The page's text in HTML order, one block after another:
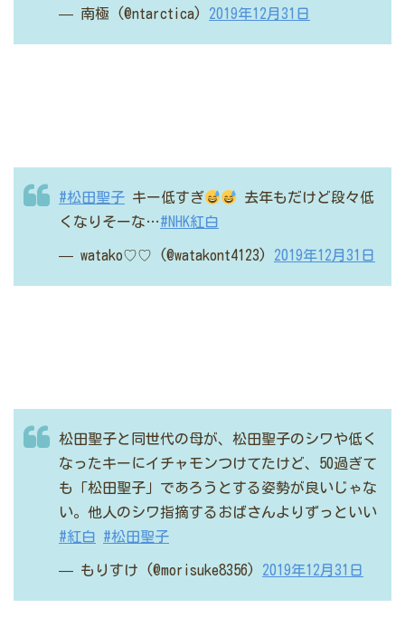
— 南極 (@ntarctica) 2019年12月31日
#松田聖子 キー低すぎ
去年もだけど段々低
くなりそーな…#NHK紅白
— watako♡♡ (@watakont4123) 2019年12月31日
松田聖子と同世代の母が、松田聖子のシワや低く
なったキーにイチャモンつけてたけど、50過ぎて
も「松田聖子」であろうとする姿勢が良いじゃな
い。他人のシワ指摘するおばさんよりずっといい
#紅白
#松田聖子
— もりすけ (@morisuke8356) 2019年12月31日